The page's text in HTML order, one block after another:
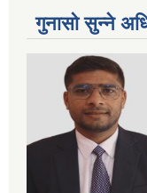
गुनासो सुन्ने